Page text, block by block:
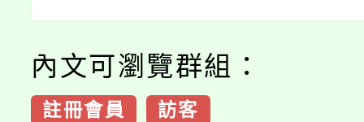
內文可瀏覽群組：
註冊會員 訪客